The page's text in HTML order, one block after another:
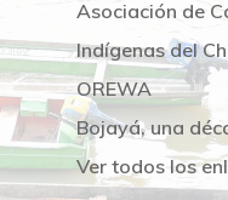
Asociación de
Indígenas del
OREWA
Bojayá, una
Ver todos los